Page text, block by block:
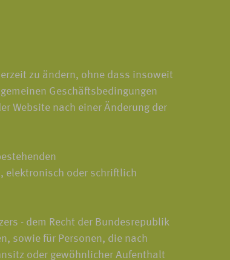
zu ändern, ohne dass insoweit
Geschäftsbedingungen
Website nach einer Änderung der
elektronisch oder schriftlich
- dem Recht der Bundesrepublik
sowie für Personen, die nach
oder gewöhnlicher Aufenthalt